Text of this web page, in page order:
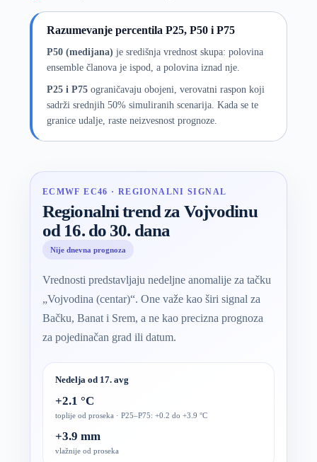
Razumevanje percentila P25, P50 i P75
P50 (medijana) je središnja vrednost skupa: polovina
ensemble članova je ispod, a polovina iznad nje.
P25 i P75ograničavaju obojeni, verovatni raspon koji
sadrži srednjih 50% simuliranih scenarija. Kada se te
granice udalje, raste neizvesnost prognoze.
ECMWF EC46 · REGIONALNI SIGNAL
Regionalni trend za Vojvodinu
od 16. do 30. dana
Nije dnevna prognoza
Vrednosti predstavljaju nedeljne anomalije za tačku
„Vojvodina (centar)“. One važe kao širi signal za
Bačku, Banat i Srem, a ne kao precizna prognoza
za pojedinačan grad ili datum.
Nedelja od 17. avg
+2.1 °C
toplije od proseka · P25–P75: +0.2 do +3.9 °C
+3.9 mm
vlažnije od proseka